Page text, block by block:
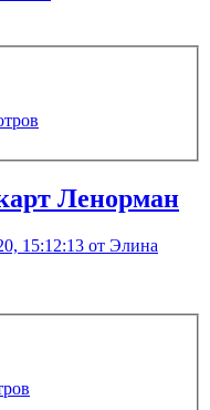
Ленорман
15:12:13 от Элина